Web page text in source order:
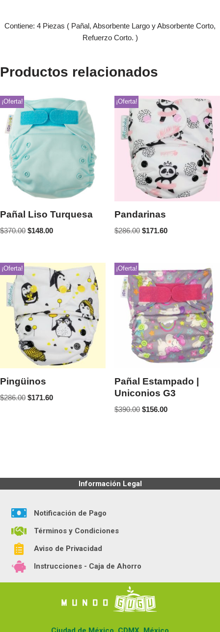
Contiene: 4 Piezas ( Pañal, Absorbente Largo y Absorbente Corto,
Refuerzo Corto. )
Productos relacionados
¡Oferta!
Pañal Liso Turquesa
$370.00 $148.00
¡Oferta!
Pandarinas
$286.00 $171.60
¡Oferta!
Pingüinos
$286.00 $171.60
¡Oferta!
Pañal Estampado |
Uniconios G3
$390.00 $156.00
Información Legal
Notificación de Pago
Términos y Condiciones
Aviso de Privacidad
Instrucciones - Caja de Ahorro